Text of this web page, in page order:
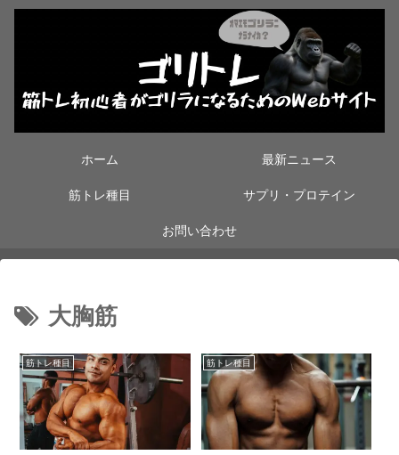
ホーム 最新ニュース
筋トレ種目 サプリ・プロテイン
お問い合わせ
大胸筋
筋トレ種目 筋トレ種目